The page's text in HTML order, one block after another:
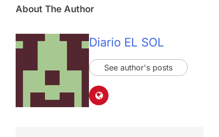
About The Author
Diario EL SOL
See author's posts